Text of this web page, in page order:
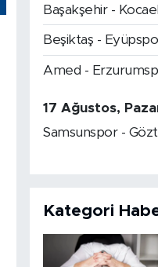
Başakşehir -
Beşiktaş -
Amed -
17 Ağustos,
Samsunspor -
Kategori